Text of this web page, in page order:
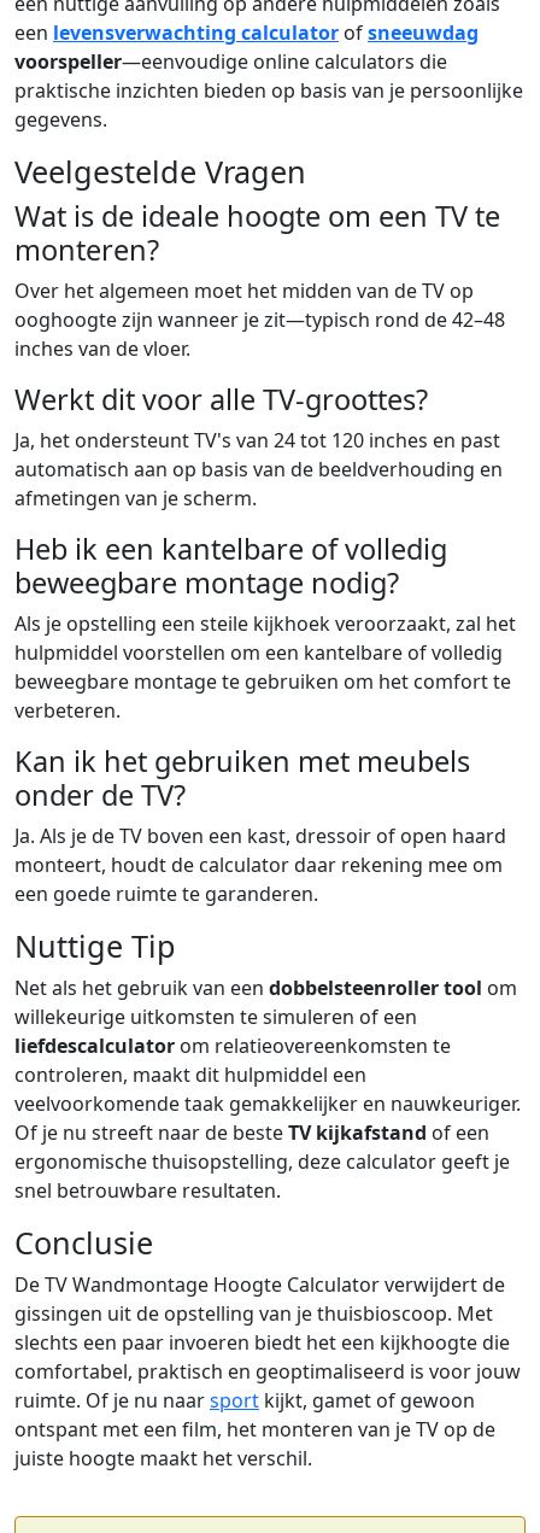
een levensverwachting calculator ofsneeuwdag
voorspeller—eenvoudige online calculators die
praktische inzichten bieden op basis van je persoonlijke
gegevens.
Veelgestelde Vragen
Wat is de ideale hoogte om een TV te
monteren?
Over het algemeen moet het midden van de TV op
ooghoogte zijn wanneer je zit—typisch rond de 42–48
inches van de vloer.
Werkt dit voor alle TV-groottes?
Ja, het ondersteunt TV's van 24 tot 120 inches en past
automatisch aan op basis van de beeldverhouding en
afmetingen van je scherm.
Heb ik een kantelbare of volledig
beweegbare montage nodig?
Als je opstelling een steile kijkhoek veroorzaakt, zal het
hulpmiddel voorstellen om een kantelbare of volledig
beweegbare montage te gebruiken om het comfort te
verbeteren.
Kan ik het gebruiken met meubels
onder de TV?
Ja. Als je de TV boven een kast, dressoir of open haard
monteert, houdt de calculator daar rekening mee om
een goede ruimte te garanderen.
Nuttige Tip
Net als het gebruik van een dobbelsteenroller tool om
willekeurige uitkomsten te simuleren of een
liefdescalculator om relatieovereenkomsten te
controleren, maakt dit hulpmiddel een
veelvoorkomende taak gemakkelijker en nauwkeuriger.
Of je nu streeft naar de besteTV kijkafstand of een
ergonomische thuisopstelling, deze calculator geeft je
snel betrouwbare resultaten.
Conclusie
De TV Wandmontage Hoogte Calculator verwijdert de
gissingen uit de opstelling van je thuisbioscoop. Met
slechts een paar invoeren biedt het een kijkhoogte die
comfortabel, praktisch en geoptimaliseerd is voor jouw
ruimte. Of je nu naarsport kijkt, gamet of gewoon
ontspant met een film, het monteren van je TV op de
juiste hoogte maakt het verschil.